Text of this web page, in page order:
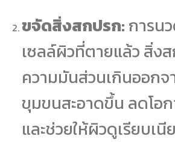
ขจัดสิ่งสกปรก:การน
เซลล์ผิวที่ตายแล้ว สิ่ง
ความมันส่วนเกินออกจ
ขุมขนสะอาดขึ้น ลดโอ
และช่วยให้ผิวดูเรียบเ